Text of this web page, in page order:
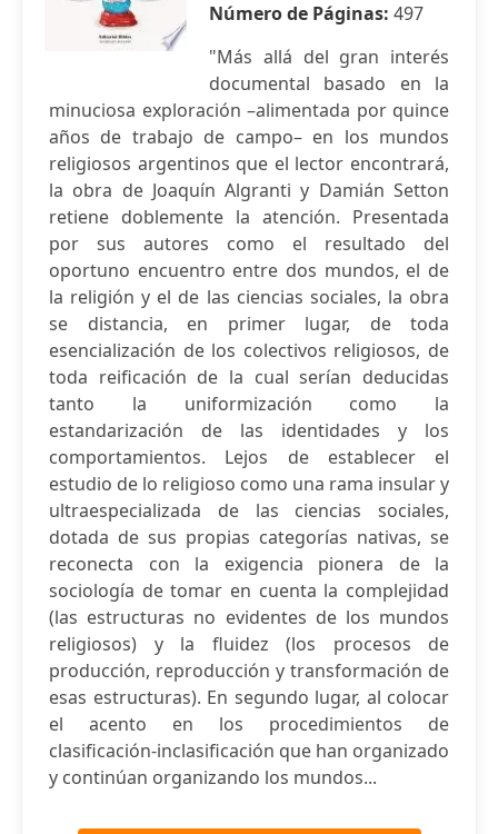
Número de Páginas: 497
"Más allá del gran interés
documental basado en la
minuciosa exploración –alimentada por quince
años de trabajo de campo– en los mundos
religiosos argentinos que el lector encontrará,
la obra de Joaquín Algranti y Damián Setton
retiene doblemente la atención. Presentada
por sus autores como el resultado del
oportuno encuentro entre dos mundos, el de
la religión y el de las ciencias sociales, la obra
se distancia, en primer lugar, de toda
esencialización de los colectivos religiosos, de
toda reificación de la cual serían deducidas
tanto la uniformización como la
estandarización de las identidades y los
comportamientos. Lejos de establecer el
estudio de lo religioso como una rama insular y
ultraespecializada de las ciencias sociales,
dotada de sus propias categorías nativas, se
reconecta con la exigencia pionera de la
sociología de tomar en cuenta la complejidad
(las estructuras no evidentes de los mundos
religiosos) y la fluidez (los procesos de
producción, reproducción y transformación de
esas estructuras). En segundo lugar, al colocar
el acento en los procedimientos de
clasificación-inclasificación que han organizado
y continúan organizando los mundos...